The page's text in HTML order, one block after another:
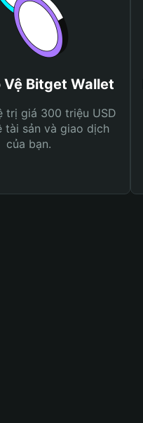
Vệ Bitget Wallet
trị giá 300 triệu USD
tài sản và giao dịch
của bạn.